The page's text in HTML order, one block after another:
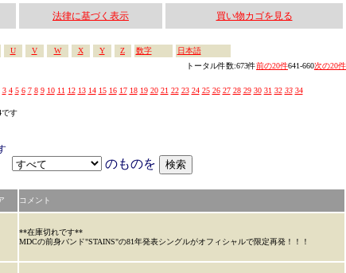
法律に基づく表示 買い物カゴを見る
U V W X Y Z 数字
日本語
トータル件数:673件前の20件641-660次の20件
3 4 5 6 7 8 9 10 11 12 13 14 15 16 17 18 19 20 21 22 23 24 25 26 27 28 29 30 31 32 33 34
です
のものを
コメント
**在庫切れです**
MDCの前身バンド"STAINS"の81年発表シングルがオフィシャルで限定再発！！！